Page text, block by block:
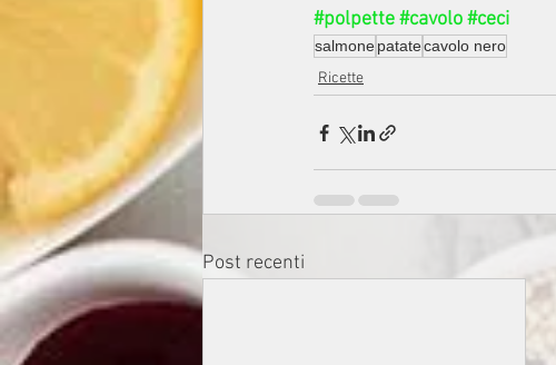
#polpette#cavolo#ceci
salmonepatatecavolo nero
Ricette
Post recenti